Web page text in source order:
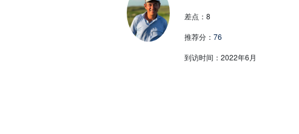
差点： 8
推荐分： 76
到访时间： 2022年6月